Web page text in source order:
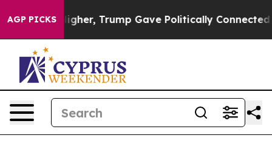
AGP PICKS
Higher, Trump Gave Politically Connected oil